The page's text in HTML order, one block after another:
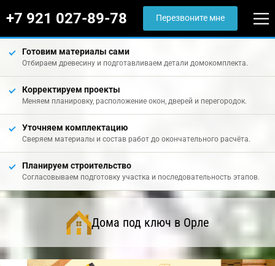
+7 921 027-89-78 Перезвоните мне
Готовим материалы сами
Отбираем древесину и подготавливаем детали домокомплекта.
Корректируем проекты
Меняем планировку, расположение окон, дверей и перегородок.
Уточняем комплектацию
Сверяем материалы и состав работ до окончательного расчёта.
Планируем строительство
Согласовываем подготовку участка и последовательность этапов.
Дома под ключ в Орле